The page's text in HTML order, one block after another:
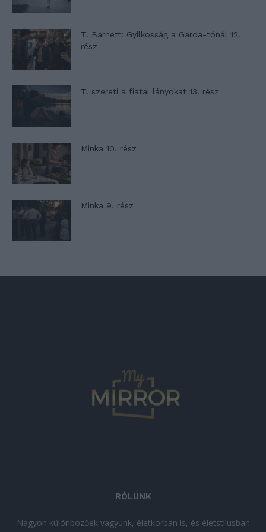
T. Barnett: Gyilkosság a Garda-tónál 12.
rész
T. szereti a fiatal lányokat 13. rész
Minka 10. rész
Minka 9. rész
RÓLUNK
Nagyon különbözőek vagyunk, életkorban is, és életstílusban